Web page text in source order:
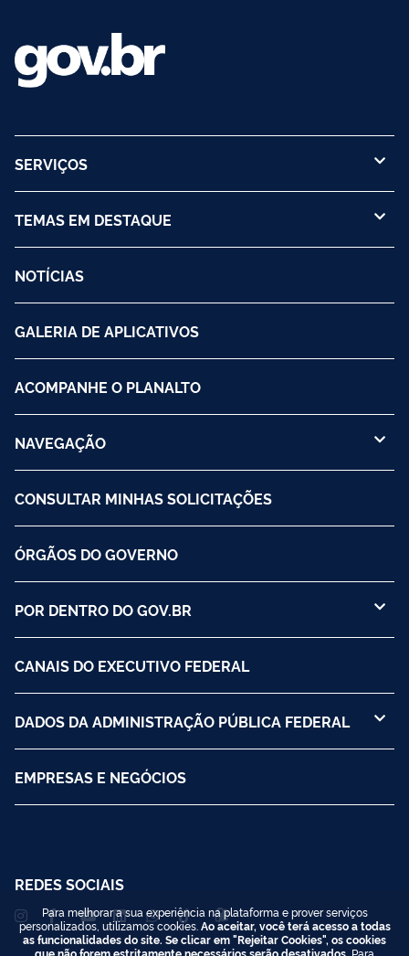
SERVIÇOS
TEMAS EM DESTAQUE
NOTÍCIAS
GALERIA DE APLICATIVOS
ACOMPANHE O PLANALTO
NAVEGAÇÃO
CONSULTAR MINHAS SOLICITAÇÕES
ÓRGÃOS DO GOVERNO
POR DENTRO DO GOV.BR
CANAIS DO EXECUTIVO FEDERAL
DADOS DA ADMINISTRAÇÃO PÚBLICA FEDERAL
EMPRESAS E NEGÓCIOS
REDES SOCIAIS
Para melhorar a sua experiência na plataforma e prover serviços
personalizados, utilizamos cookies. Ao aceitar, você terá acesso a todas
as funcionalidades do site. Se clicar em "Rejeitar Cookies", os cookies
que não forem estritamente necessários serão desativados. Para